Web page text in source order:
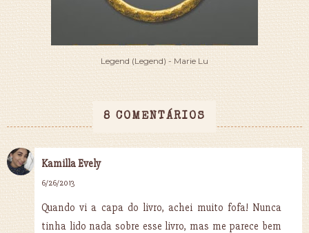
Legend (Legend) - Marie Lu
8 COMENTÁRIOS
Kamilla Evely
6/26/2013
Quando vi a capa do livro, achei muito fofa! Nunca
tinha lido nada sobre esse livro, mas me parece bem